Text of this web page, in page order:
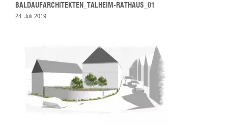
BALDAUFARCHITEKTEN_TALHEIM-RATHAUS_01
24. Juli 2019